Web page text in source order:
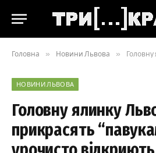
Головна » Новини Львова » Головну ялинку
НОВИНИ ЛЬВОВА
Головну ялинку
прикрасять